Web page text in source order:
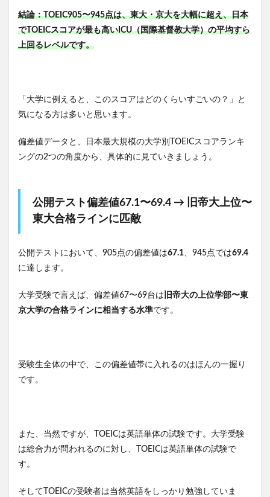
結論：TOEIC905〜945点は、東大・京大を大幅に超え、日本
でTOEICスコアが最も高いICU（国際基督教大学）の平均すら
上回るレベルです。
「大学に例えると、このスコアはどのくらいすごいの？」と
気になる方は多いと思います。
偏差値データと、日本最大規模の大学別TOEICスコアランキ
ングの2つの角度から、具体的に見ていきましょう。
公開テスト偏差値67.1〜69.4 → 旧帝大上位〜
東大合格ラインに匹敵
公開テストにおいて、905点の偏差値は67.1、945点では69.4
に達します。
大学受験で言えば、偏差値67〜69台は 旧帝大の上位学部〜東
京大学の合格ラインに相当する水準です。
受験生全体の中で、この偏差値帯に入れるのはほんの一握り
です。
また、当然ですが、TOEICは英語単体の試験です。大学受験
は総合力が問われるのに対し、TOEICは英語単体の試験で
す。
そしてTOEICの受験者は当然英語をしっかり勉強していま